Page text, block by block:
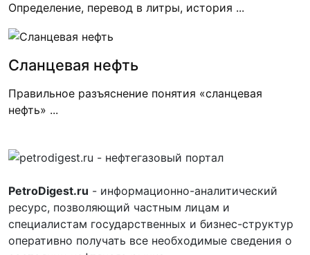
Определение, перевод в литры, история ...
Сланцевая нефть
Правильное разъяснение понятия «сланцевая
нефть» ...
PetroDigest.ru - информационно-аналитический
ресурс, позволяющий частным лицам и
специалистам государственных и бизнес-структур
оперативно получать все необходимые сведения о